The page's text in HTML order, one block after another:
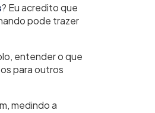
? Eu acredito que
pode trazer
entender o que
para outros
medindo a